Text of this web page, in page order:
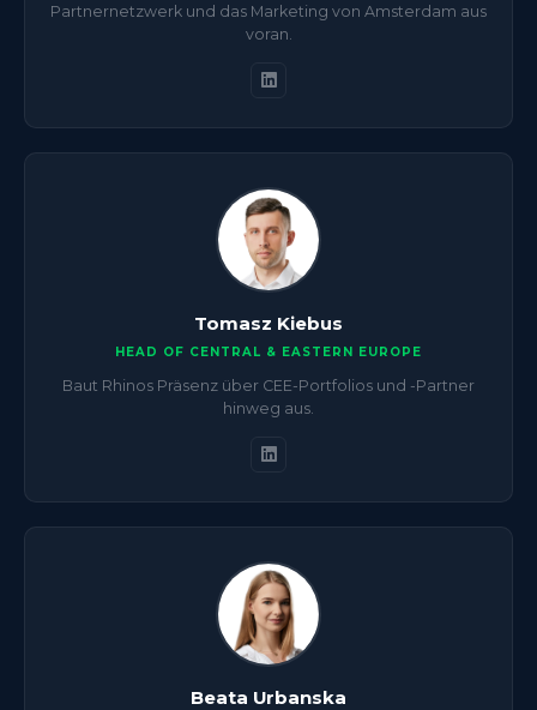
Partnernetzwerk und das Marketing von Amsterdam aus
voran.
Tomasz Kiebus
HEAD OF CENTRAL & EASTERN EUROPE
Baut Rhinos Präsenz über CEE-Portfolios und -Partner
hinweg aus.
Beata Urbanska